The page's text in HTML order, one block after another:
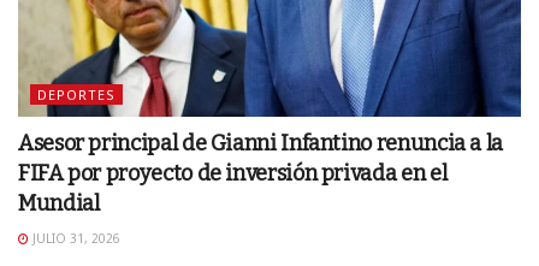
DEPORTES
Asesor principal de Gianni Infantino renuncia a la
FIFA por proyecto de inversión privada en el
Mundial
JULIO 31, 2026